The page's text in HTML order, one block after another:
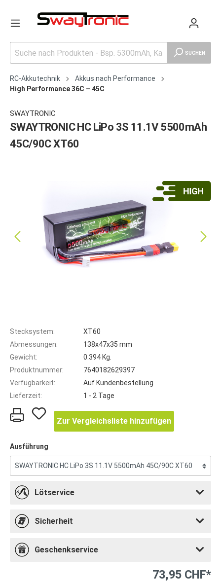
SUCHEN
RC-Akkutechnik
Akkus nach Performance
High Performance 36C – 45C
SWAYTRONIC
SWAYTRONIC HC LiPo 3S 11.1V 5500mAh
45C/90C XT60
Stecksystem:
XT60
Abmessungen:
138x47x35 mm
Gewicht:
0.394 Kg.
Produktnummer:
7640182629397
Verfügbarkeit:
Auf Kundenbestellung
Lieferzeit:
1 - 2 Tage
Zur Vergleichsliste hinzufügen
Ausführung
Lötservice
Sicherheit
Geschenkservice
73,95 CHF*